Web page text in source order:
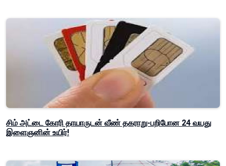
சிம் அட்டை கோரி தாயாருடன் வீண் தகராறு-பறிபோன 24 வயது
இளைஞனின் உயிர்!